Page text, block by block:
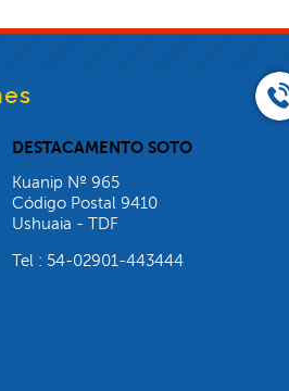
DESTACAMENTO SOTO
Kuanip Nº 965
Código Postal 9410
Ushuaia - TDF
Tel : 54-02901-443444